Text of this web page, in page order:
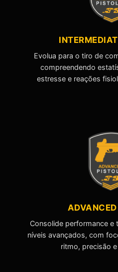
Evolua para o tiro de
compreendendo
estresse e reações
Consolide performance e
níveis avançados, com
ritmo, precisão